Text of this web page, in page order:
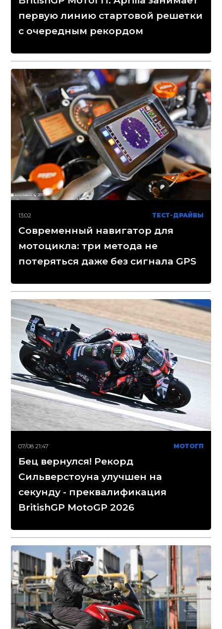
первую линию стартовой решетки
с очередным рекордом
13:02 ТЕСТ-ДРАЙВЫ
Современный навигатор для
мотоцикла: три метода не
потеряться даже без сигнала GPS
07/08 21:47 МОТОГП
Бец вернулся! Рекорд
Сильверстоуна улучшен на
секунду - преквалификация
BritishGP MotoGP 2026